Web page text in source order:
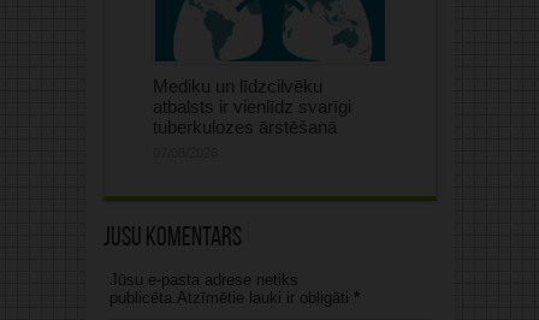
Mediķu un līdzcilvēku
atbalsts ir vienlīdz svarīgi
tuberkulozes ārstēšanā
Jūsu komentārs
Jūsu e-pasta adrese netiks
publicēta.Atzīmētie lauki ir obligāti *